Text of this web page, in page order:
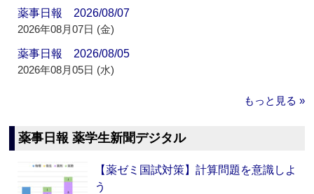
薬事日報 2026/08/07
2026年08月07日 (金)
薬事日報 2026/08/05
2026年08月05日 (水)
もっと見る »
薬事日報 薬学生新聞デジタル
【薬ゼミ国試対策】計算問題を意識しよ
う